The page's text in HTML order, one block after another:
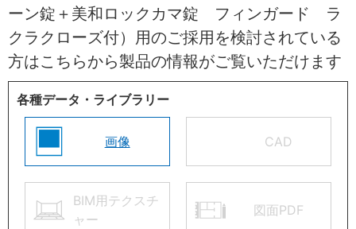
ーン錠＋美和ロックカマ錠 フィンガード ラ
クラクローズ付）用のご採用を検討されている
方はこちらから製品の情報がご覧いただけます
各種データ・ライブラリー
画像 CAD
BIM用テクスチ
ャー
図面PDF